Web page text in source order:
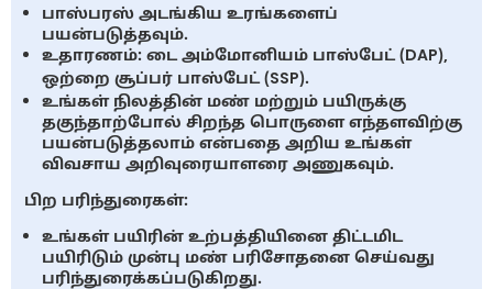
பாஸ்பரஸ் அடங்கிய உரங்களைப்
பயன்படுத்தவும்.
உதாரணம்: டை அம்மோனியம் பாஸ்பேட் (DAP),
ஒற்றை சூப்பர் பாஸ்பேட் (SSP).
உங்கள் நிலத்தின் மண் மற்றும் பயிருக்கு
தகுந்தாற்போல் சிறந்த பொருளை எந்தளவிற்கு
பயன்படுத்தலாம் என்பதை அறிய உங்கள்
விவசாய அறிவுரையாளரை அணுகவும்.
பிற பரிந்துரைகள்:
உங்கள் பயிரின் உற்பத்தியினை திட்டமிட
பயிரிடும் முன்பு மண் பரிசோதனை செய்வது
பரிந்துரைக்கப்படுகிறது.